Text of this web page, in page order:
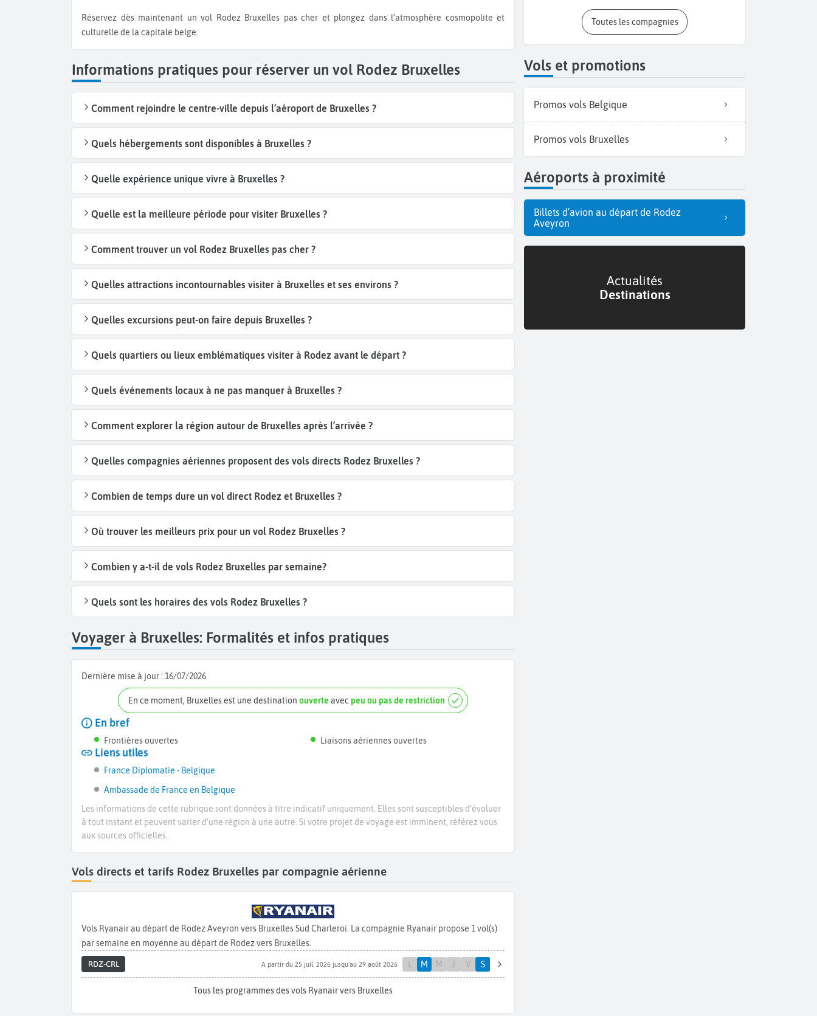
Réservez dès maintenant un vol Rodez Bruxelles pas cher et plongez dans l’atmosphère cosmopolite et
culturelle de la capitale belge.
Informations pratiques pour réserver un vol Rodez Bruxelles
Comment rejoindre le centre-ville depuis l’aéroport de Bruxelles ?
Quels hébergements sont disponibles à Bruxelles ?
Quelle expérience unique vivre à Bruxelles ?
Quelle est la meilleure période pour visiter Bruxelles ?
Comment trouver un vol Rodez Bruxelles pas cher ?
Quelles attractions incontournables visiter à Bruxelles et ses environs ?
Quelles excursions peut-on faire depuis Bruxelles ?
Quels quartiers ou lieux emblématiques visiter à Rodez avant le départ ?
Quels événements locaux à ne pas manquer à Bruxelles ?
Comment explorer la région autour de Bruxelles après l’arrivée ?
Quelles compagnies aériennes proposent des vols directs Rodez Bruxelles ?
Combien de temps dure un vol direct Rodez et Bruxelles ?
Où trouver les meilleurs prix pour un vol Rodez Bruxelles ?
Combien y a-t-il de vols Rodez Bruxelles par semaine?
Quels sont les horaires des vols Rodez Bruxelles ?
Voyager à Bruxelles: Formalités et infos pratiques
Dernière mise à jour : 16/07/2026
En ce moment, Bruxelles est une destinationouverte avec peu ou pas de restriction
En bref
Frontières ouvertes Liaisons aériennes ouvertes
Liens utiles
France Diplomatie - Belgique
Ambassade de France en Belgique
Les informations de cette rubrique sont données à titre indicatif uniquement. Elles sont susceptibles d’évoluer
à tout instant et peuvent varier d’une région à une autre. Si votre projet de voyage est imminent, référez vous
aux sources officielles.
Vols directs et tarifs Rodez Bruxelles par compagnie aérienne
Vols Ryanair au départ de Rodez Aveyron vers Bruxelles Sud Charleroi. La compagnie Ryanair propose 1 vol(s)
par semaine en moyenne au départ de Rodez vers Bruxelles.
RDZ-CRL A partir du 25 juil. 2026 jusqu'au 29 août 2026 M M J V S
Tous les programmes des vols Ryanair vers Bruxelles
Toutes les compagnies
Vols et promotions
Promos vols Belgique
Promos vols Bruxelles
Aéroports à proximité
Billets d’avion au départ de Rodez
Aveyron
Actualités
Destinations